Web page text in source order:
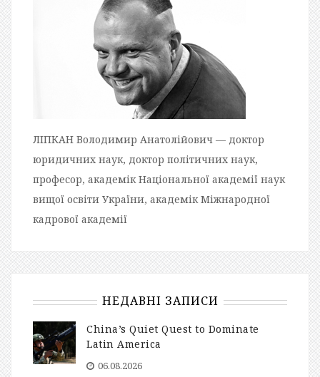
ЛІПКАН Володимир Анатолійович — доктор
юридичних наук, доктор політичних наук,
професор, академік Національної академії наук
вищої освіти України, академік Міжнародної
кадрової академії
НЕДАВНІ ЗАПИСИ
China’s Quiet Quest to Dominate
Latin America
06.08.2026